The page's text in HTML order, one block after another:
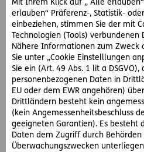
Mit Ihrem Klick auf „ Alle
erlauben“ Präferenz-, Statistik-
einbeziehen, stimmen Sie der mit
Technologien (Tools) verbundenen
Nähere Informationen zum Zweck
Sie unter „Cookie Einstelllungen
Sie ein (Art. 49 Abs. 1 lit a DSGVO),
personenbezogenen Daten in
EU oder dem EWR angehören)
Drittländern besteht kein
(kein Angemessenheitsbeschluss
geeigneten Garantien). Es besteht
Daten dem Zugriff durch
Überwachungszwecken
Ehe- und Familienrecht
Unternehmensrecht und
Strafrecht
Arbeitsrecht
Öffnungszeiten:
Montag – Freitag 08:00 – 12:00
Termine auch außerhalb der
telefonischer Absprache möglich.